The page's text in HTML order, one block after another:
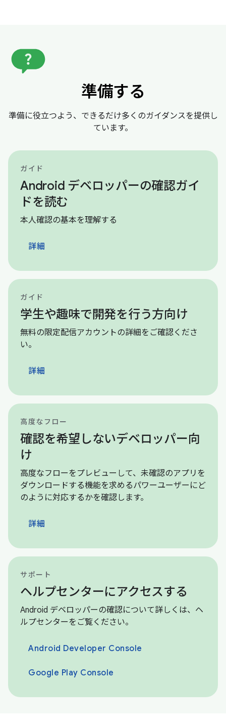
準備する
準備に役立つよう、できるだけ多くのガイダンスを提供し
ています。
ガイド
Android デベロッパーの確認ガイ
ドを読む
本人確認の基本を理解する
詳細
ガイド
学生や趣味で開発を行う方向け
無料の限定配信アカウントの詳細をご確認くださ
い。
詳細
高度なフロー
確認を希望しないデベロッパー向
け
高度なフローをプレビューして、未確認のアプリを
ダウンロードする機能を求めるパワーユーザーにど
のように対応するかを確認します。
詳細
サポート
ヘルプセンターにアクセスする
Android デベロッパーの確認について詳しくは、ヘ
ルプセンターをご覧ください。
Android Developer Console
Google Play Console